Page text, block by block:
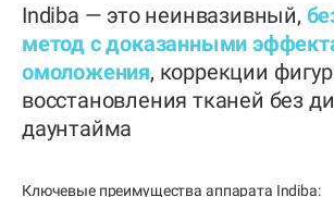
Indiba — это неинвазивный,
метод с доказанными
омоложения, коррекции
восстановления тканей без
даунтайма
Ключевые преимущества аппарата Indiba: